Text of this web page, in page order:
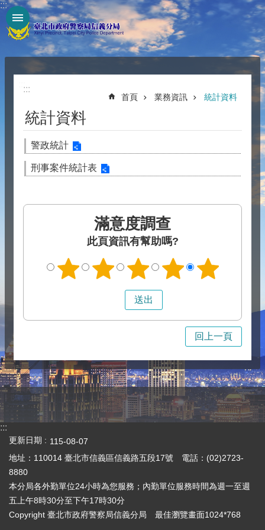
跳到主要內容區塊
:::
:::
首頁 業務資訊 統計資料
統計資料
警政統計
刑事案件統計表
滿意度調查
此頁資訊有幫助嗎?
回上一頁
:::
更新日期
115-08-07
地址：110014 臺北市信義區信義路五段17號 電話：(02)2723-
8880
本分局各外勤單位24小時為您服務；內勤單位服務時間為週一至週
五上午8時30分至下午17時30分
Copyright 臺北市政府警察局信義分局 最佳瀏覽畫面1024*768